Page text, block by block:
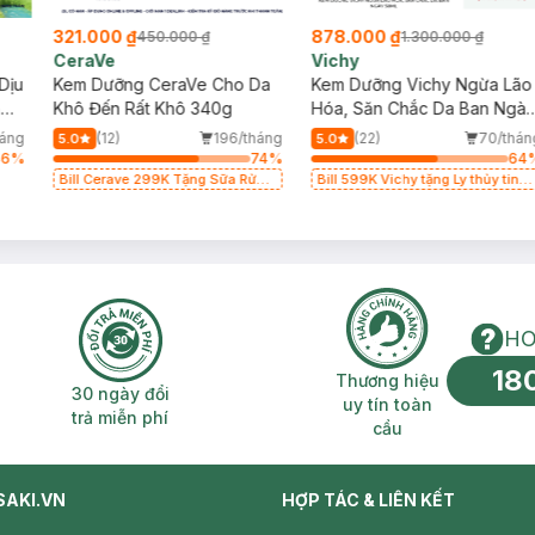
%
321.000 ₫450.000 ₫
CeraVe
Kem Dưỡng CeraVe Cho Da
Khô Đến Rất Khô 340g
5.0 (12)
196/tháng
74%
Bill Cerave 299K Tặng Sữa Rửa
878.000 ₫1.300.000 ₫
Vichy
Kem Dưỡng Vichy Ngừa Lão
Hóa, Săn Chắc Da Ban Ngày
50ml
5.0 (22)
70/
64
Bill 599K Vichy tặng Ly thủy tinh
30 ngày đổi trả miễn phí
30 ngày đổi
trả miễn phí
Thương hiệu
Thương hiệu
uy tín toàn
cầu
HỢP TÁC & LIÊN KẾT